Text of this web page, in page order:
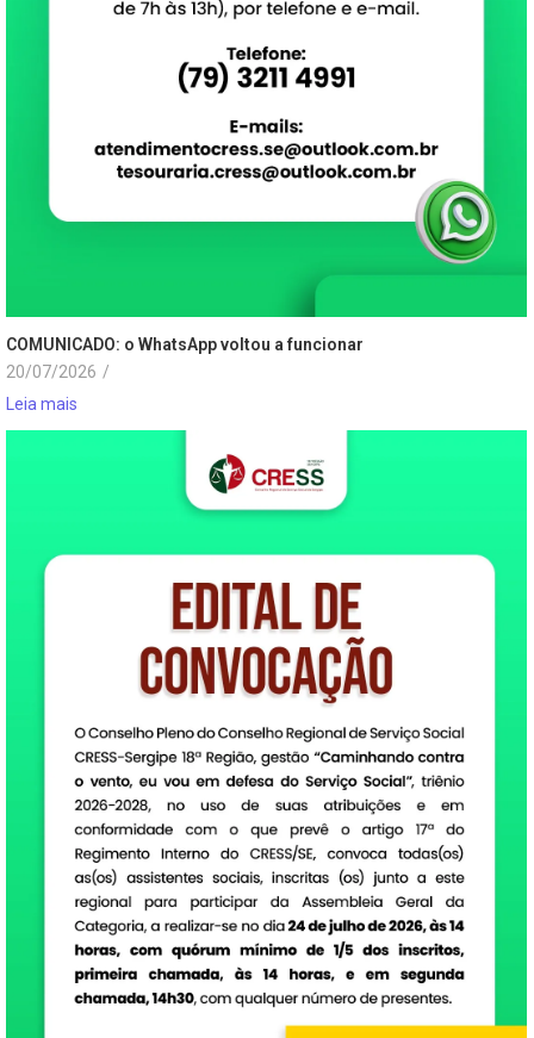
COMUNICADO: o WhatsApp voltou a funcionar
20/07/2026 /
Leia mais